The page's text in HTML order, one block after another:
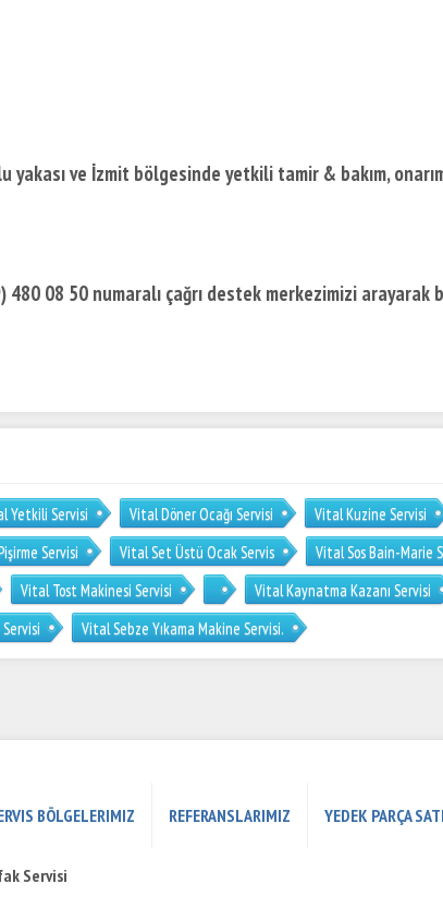
ve İzmit bölgesinde yetkili tamir & bakım,
480 08 50 numaralı çağrı destek merkezimizi arayarak
Yetkili Servisi Vital Döner Ocağı Servisi Vital Kuzine Servisi
Servisi Vital Set Üstü Ocak Servis Vital Sos Bain-Marie
Vital Tost Makinesi Servisi Vital Kaynatma Kazanı Servisi
Vital Sebze Yıkama Makine Servisi.
BÖLGELERIMIZ REFERANSLARIMIZ YEDEK PARÇA
Servisi